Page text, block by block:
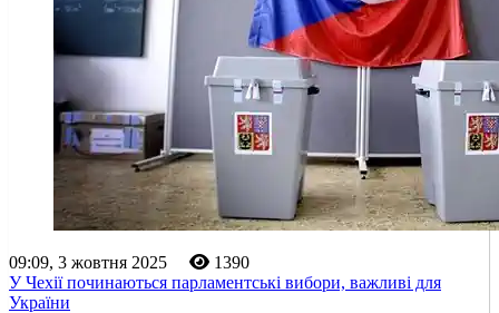
09:09, 3 жовтня 2025
1390
У Чехії починаються парламентські вибори, важливі для
України